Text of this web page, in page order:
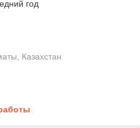
год
Казахстан